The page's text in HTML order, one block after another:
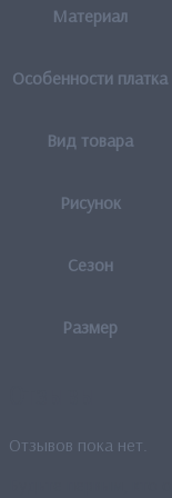
Материал
Особенности платка
Вид товара
Рисунок
Сезон
Размер
Отзывов пока нет.